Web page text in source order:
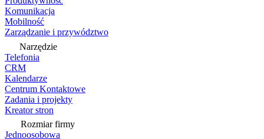
Komunikacja
Mobilność
Zarządzanie i przywództwo
Narzędzie
Telefonia
CRM
Kalendarze
Centrum Kontaktowe
Zadania i projekty
Kreator stron
Rozmiar firmy
Jednoosobowa